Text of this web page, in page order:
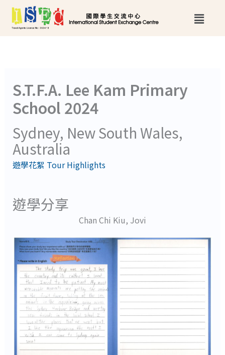
Main
S.T.F.A. Lee Kam Primary
School 2024
Sydney, New South Wales,
Australia
遊學花絮 Tour Highlights
遊學分享
Chan Chi Kiu, Jovi